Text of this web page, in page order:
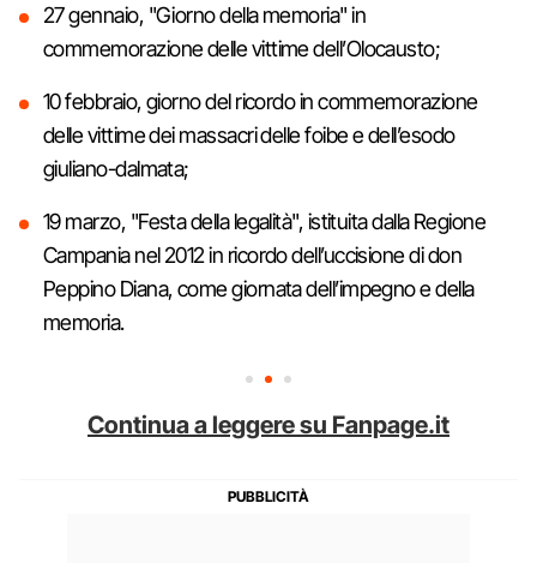
27 gennaio, "Giorno della memoria" in
commemorazione delle vittime dell’Olocausto;
10 febbraio, giorno del ricordo in commemorazione
delle vittime dei massacri delle foibe e dell’esodo
giuliano-dalmata;
19 marzo, "Festa della legalità", istituita dalla Regione
Campania nel 2012 in ricordo dell’uccisione di don
Peppino Diana, come giornata dell’impegno e della
memoria.
Continua a leggere su Fanpage.it